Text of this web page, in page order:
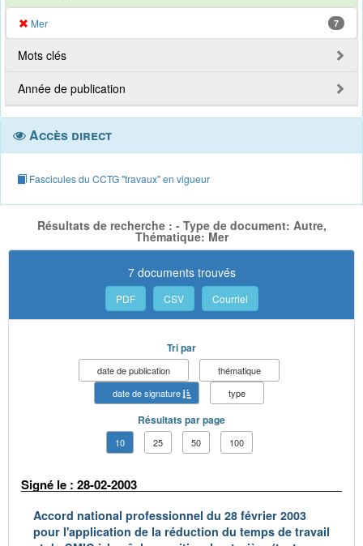
Mer 7
Mots clés
Année de publication
Accès direct
Fascicules du CCTG "travaux" en vigueur
Résultats de recherche : - Type de document: Autre,
Thématique: Mer
7 documents trouvés
PDF CSV Courriel
Tri par
date de publication
thématique
date de signature
type
Résultats par page
10 25 50 100
Signé le : 28-02-2003
Accord national professionnel du 28 février 2003
pour l'application de la réduction du temps de travail